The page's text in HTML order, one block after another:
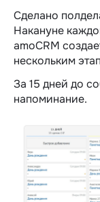
Сделано
Накануне
amoCRM
нескольким
За 15 дней до
напоминание.